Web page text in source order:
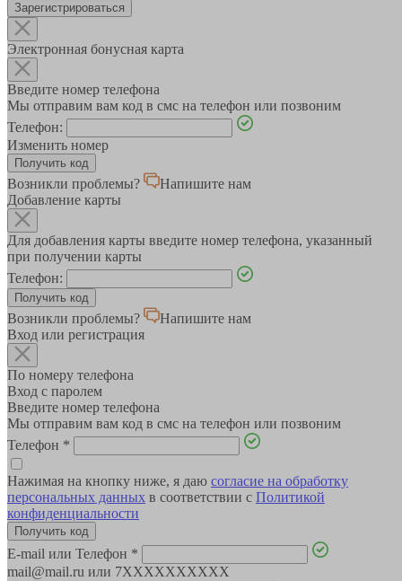
Зарегистрироваться
Электронная бонусная карта
Введите номер телефона
Мы отправим вам код в смс на телефон или позвоним
Телефон:
Изменить номер
Возникли проблемы?
Напишите нам
Добавление карты
Для добавления карты введите номер телефона, указанный
при получении карты
Телефон:
Возникли проблемы?
Напишите нам
Вход или регистрация
По номеру телефона
Вход с паролем
Введите номер телефона
Мы отправим вам код в смс на телефон или позвоним
Телефон *
Нажимая на кнопку ниже, я даю согласие на обработку
персональных данных в соответствии с Политикой
конфиденциальности
E-mail или Телефон *
mail@mail.ru или 7XXXXXXXXXX